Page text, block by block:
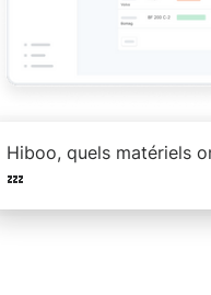
Hiboo, quels matériels
💤